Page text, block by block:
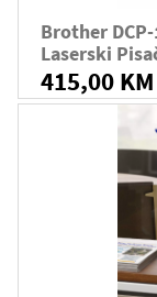
Brother
Laserski
415,00 KM